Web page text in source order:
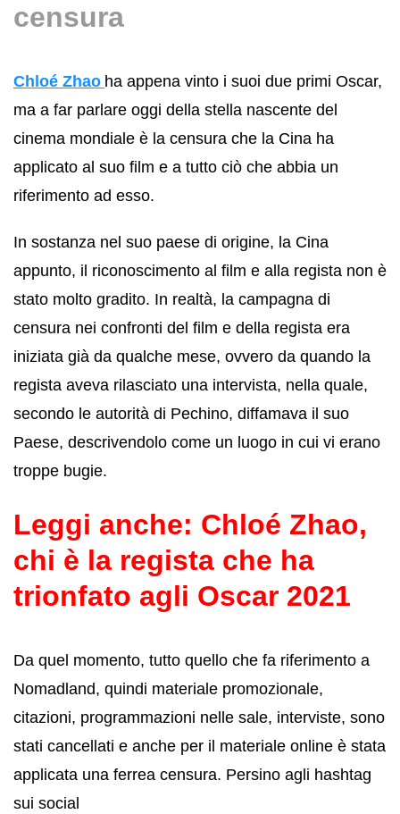
censura
Chloé Zhao ha appena vinto i suoi due primi Oscar,
ma a far parlare oggi della stella nascente del
cinema mondiale è la censura che la Cina ha
applicato al suo film e a tutto ciò che abbia un
riferimento ad esso.
In sostanza nel suo paese di origine, la Cina
appunto, il riconoscimento al film e alla regista non è
stato molto gradito. In realtà, la campagna di
censura nei confronti del film e della regista era
iniziata già da qualche mese, ovvero da quando la
regista aveva rilasciato una intervista, nella quale,
secondo le autorità di Pechino, diffamava il suo
Paese, descrivendolo come un luogo in cui vi erano
troppe bugie.
Leggi anche: Chloé Zhao,
chi è la regista che ha
trionfato agli Oscar 2021
Da quel momento, tutto quello che fa riferimento a
Nomadland, quindi materiale promozionale,
citazioni, programmazioni nelle sale, interviste, sono
stati cancellati e anche per il materiale online è stata
applicata una ferrea censura. Persino agli hashtag
sui social